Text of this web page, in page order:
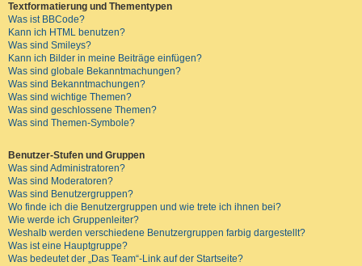
Textformatierung und Thementypen
Was ist BBCode?
Kann ich HTML benutzen?
Was sind Smileys?
Kann ich Bilder in meine Beiträge einfügen?
Was sind globale Bekanntmachungen?
Was sind Bekanntmachungen?
Was sind wichtige Themen?
Was sind geschlossene Themen?
Was sind Themen-Symbole?
Benutzer-Stufen und Gruppen
Was sind Administratoren?
Was sind Moderatoren?
Was sind Benutzergruppen?
Wo finde ich die Benutzergruppen und wie trete ich ihnen bei?
Wie werde ich Gruppenleiter?
Weshalb werden verschiedene Benutzergruppen farbig dargestellt?
Was ist eine Hauptgruppe?
Was bedeutet der „Das Team“-Link auf der Startseite?